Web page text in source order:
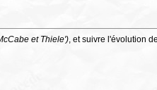
et Thiele'), et suivre l'évolution